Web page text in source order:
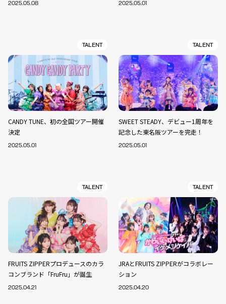
2025.05.08 2025.05.01
TALENT
CANDY TUNE、初の全国ツアー開催
決定
2025.05.01
TALENT
SWEET STEADY、デビュー1周年を
記念した東名阪ツアーを完走！
2025.05.01
TALENT
FRUITS ZIPPERプロデュースのカラ
コンブランド「FruFru」が誕生
2025.04.21
TALENT
JRAとFRUITS ZIPPERがコラボレー
ション
2025.04.20